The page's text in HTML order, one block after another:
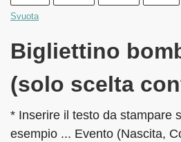
Svuota
Bigliettino
(solo scelta
* Inserire il testo da stampare
esempio ... Evento (Nascita,